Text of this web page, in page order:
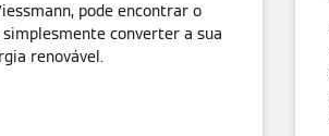
pode encontrar o
converter a sua
renovável.